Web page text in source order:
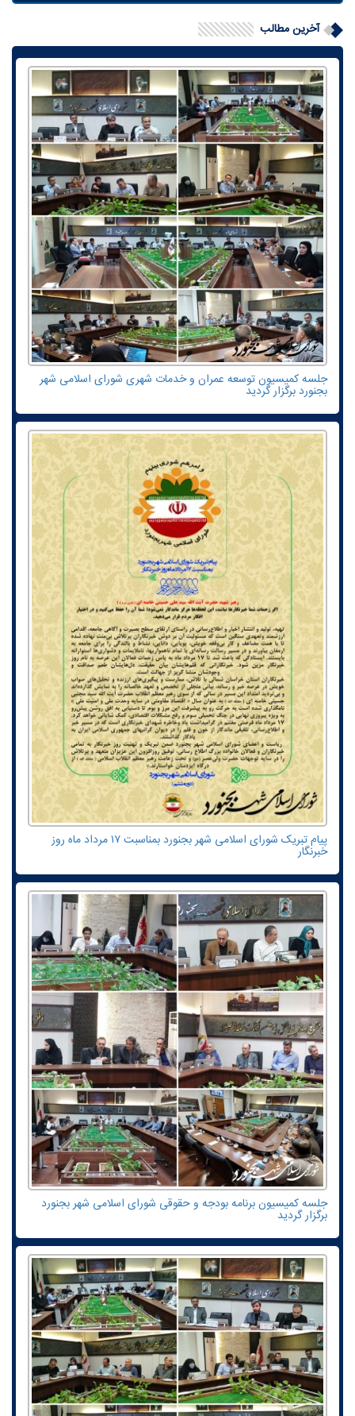
آخرین مطالب
جلسه کمیسیون توسعه عمران و خدمات شهری شورای اسلامی شهر
بجنورد برگزار گردید
پیام تبریک شورای اسلامی شهر بجنورد بمناسبت ۱۷ مرداد ماه روز
خبرنگار
جلسه کمیسیون برنامه بودجه و حقوقی شورای اسلامی شهر بجنورد
برگزار گردید